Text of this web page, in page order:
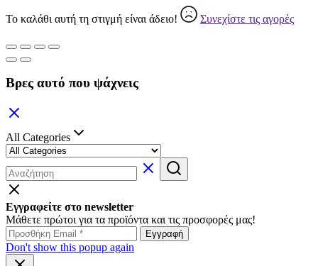
Το καλάθι αυτή τη στιγμή είναι άδειο! Συνεχίστε τις αγορές
Βρες αυτό που ψάχνεις
All Categories
Εγγραφείτε στο newsletter
Μάθετε πρώτοι για τα προϊόντα και τις προσφορές μας!
Don't show this popup again